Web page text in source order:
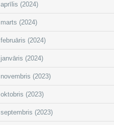
aprīlis (2024)
marts (2024)
februāris (2024)
janvāris (2024)
novembris (2023)
oktobris (2023)
septembris (2023)